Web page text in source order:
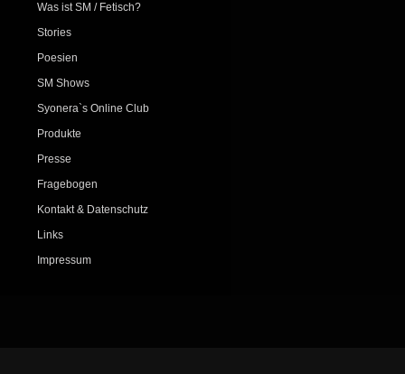
Was ist SM / Fetisch?
Stories
Poesien
SM Shows
Syonera`s Online Club
Produkte
Presse
Fragebogen
Kontakt & Datenschutz
Links
Impressum